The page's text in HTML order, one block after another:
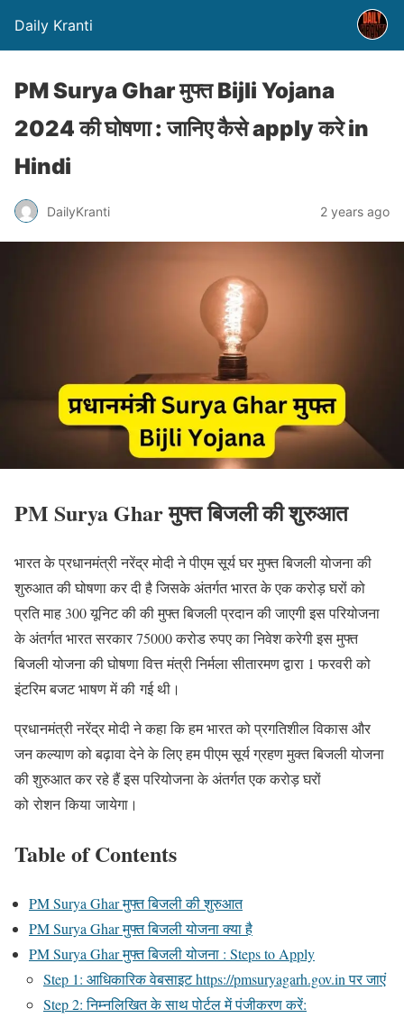
Daily Kranti
PM Surya Ghar मुफ्त Bijli Yojana
2024 की घोषणा : जानिए कैसे apply करे in
Hindi
DailyKranti 2 years ago
PM Surya Ghar मुफ्त बिजली की शुरुआत
भारत के प्रधानमंत्री नरेंद्र मोदी ने पीएम सूर्य घर मुफ्त बिजली योजना की
शुरुआत की घोषणा कर दी है जिसके अंतर्गत भारत के एक करोड़ घरों को
प्रति माह 300 यूनिट की की मुफ्त बिजली प्रदान की जाएगी इस परियोजना
के अंतर्गत भारत सरकार 75000 करोड रुपए का निवेश करेगी इस मुफ्त
बिजली योजना की घोषणा वित्त मंत्री निर्मला सीतारमण द्वारा 1 फरवरी को
इंटरिम बजट भाषण में की गई थी।
प्रधानमंत्री नरेंद्र मोदी ने कहा कि हम भारत को प्रगतिशील विकास और
जन कल्याण को बढ़ावा देने के लिए हम पीएम सूर्य ग्रहण मुक्त बिजली योजना
की शुरुआत कर रहे हैं इस परियोजना के अंतर्गत एक करोड़ घरों
को रोशन किया जायेगा।
Table of Contents
PM Surya Ghar मुफ्त बिजली की शुरुआत
PM Surya Ghar मुफ्त बिजली योजना क्या है
PM Surya Ghar मुफ्त बिजली योजना : Steps to Apply
Step 1: आधिकारिक वेबसाइट https://pmsuryagarh.gov.in पर जाएं
Step 2: निम्नलिखित के साथ पोर्टल में पंजीकरण करें: